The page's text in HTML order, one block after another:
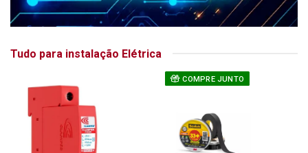
Tudo para instalação Elétrica
COMPRE JUNTO